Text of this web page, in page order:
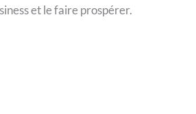
et le faire prospérer.